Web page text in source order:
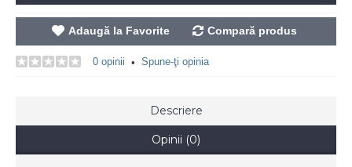
Adaugă la Favorite Compară produs
0 opinii • Spune-ţi opinia
Descriere
Opinii (0)